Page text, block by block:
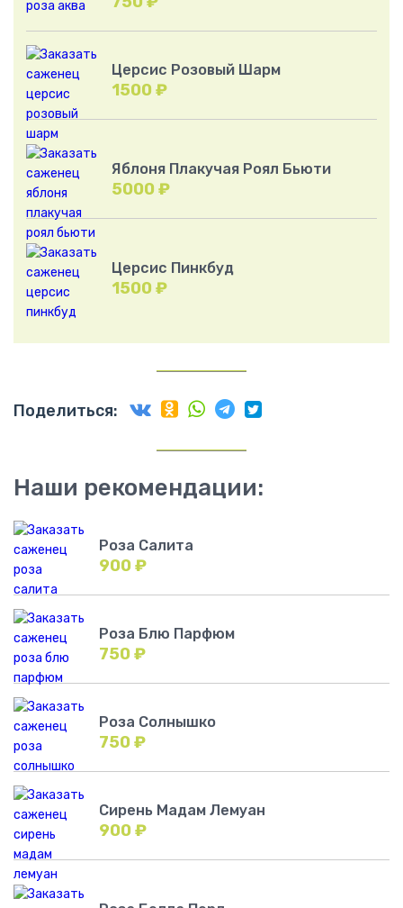
Церсис Розовый Шарм
1500 ₽
Яблоня Плакучая Роял Бьюти
5000 ₽
Церсис Пинкбуд
1500 ₽
Поделиться:
Наши рекомендации:
Роза Салита
900₽
Роза Блю Парфюм
750₽
Роза Солнышко
750₽
Сирень Мадам Лемуан
900₽